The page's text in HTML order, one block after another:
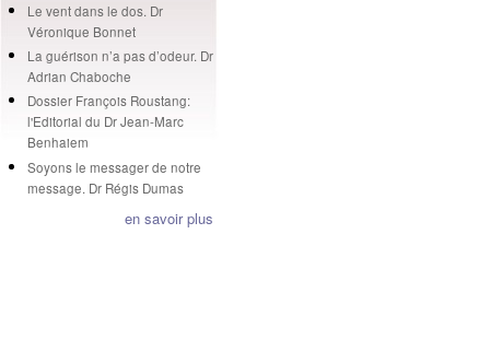
Le vent dans le dos. Dr
Véronique Bonnet
La guérison n’a pas d’odeur. Dr
Adrian Chaboche
Dossier François Roustang:
l'Editorial du Dr Jean-Marc
Benhaiem
Soyons le messager de notre
message. Dr Régis Dumas
en savoir plus